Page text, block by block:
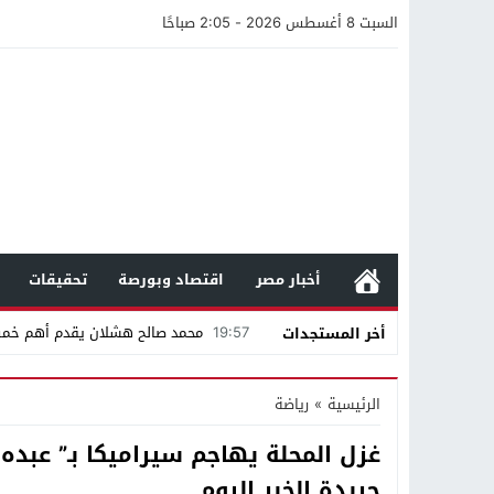
السبت 8 أغسطس 2026 - 2:05 صباحًا
أخبار مصر اقتصاد وبورصة تحقيقات
أخر المستجدات
19:57 محمد صالح هشلان يقدم أهم
19:14 ناصر طويرش الحارثي.. من قاعة
مواطن كويتي يقع ضحية عملية
16:20من عامل بناء إلى إمبراطور
الرئيسية » رياضة
غزل المحلة يهاجم سيراميكا بـ”